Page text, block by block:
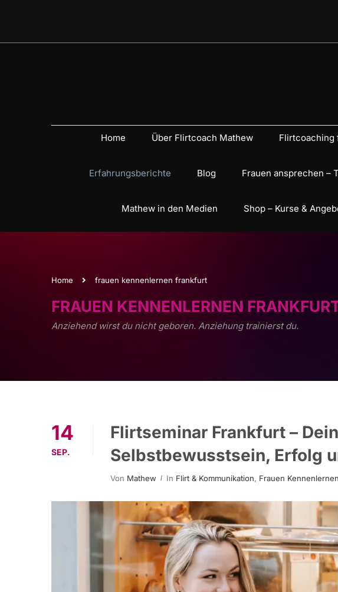
Home Über Flirtcoach Mathew Flirtcoaching
Erfahrungsberichte Blog Frauen ansprechen –
Mathew in den Medien Shop – Kurse &
Home frauen kennenlernen frankfurt
FRAUEN KENNENLERNEN
Anziehend wirst du nicht geboren. Anziehung trainierst du.
14
SEP.
Flirtseminar Frankfurt –
Selbstbewusstsein, Erfolg
Von Mathew In Flirt & Kommunikation, Frauen Kennenlernen